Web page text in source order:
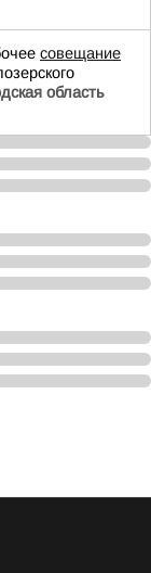
совещание
область